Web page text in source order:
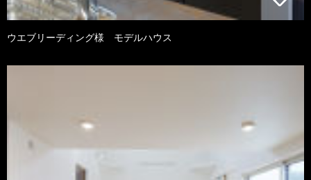
ウエブリーディング様 モデルハウス